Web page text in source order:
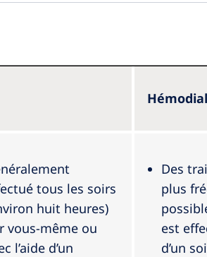
Professionnels de santé
tous les soirs
huit heures)
vous-même ou
l’aide d’un
Des
plus
est
d’un